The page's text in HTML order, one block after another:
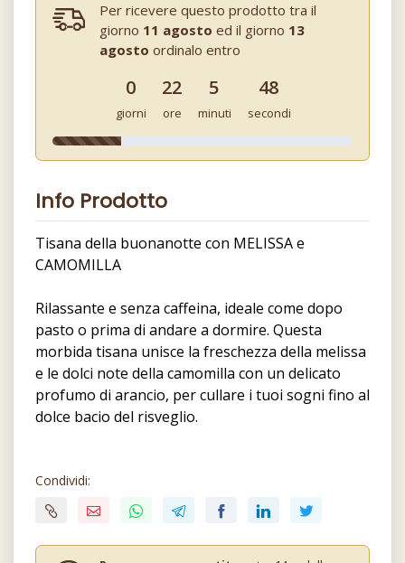
Per ricevere questo prodotto tra il
giorno 11 agosto ed il giorno 13
agosto ordinalo entro
0
giorni
22
ore
5
minuti
47
secondi
Info Prodotto
Tisana della buonanotte con MELISSA e
CAMOMILLA
Rilassante e senza caffeina, ideale come dopo
pasto o prima di andare a dormire. Questa
morbida tisana unisce la freschezza della melissa
e le dolci note della camomilla con un delicato
profumo di arancio, per cullare i tuoi sogni fino al
dolce bacio del risveglio.
Condividi: